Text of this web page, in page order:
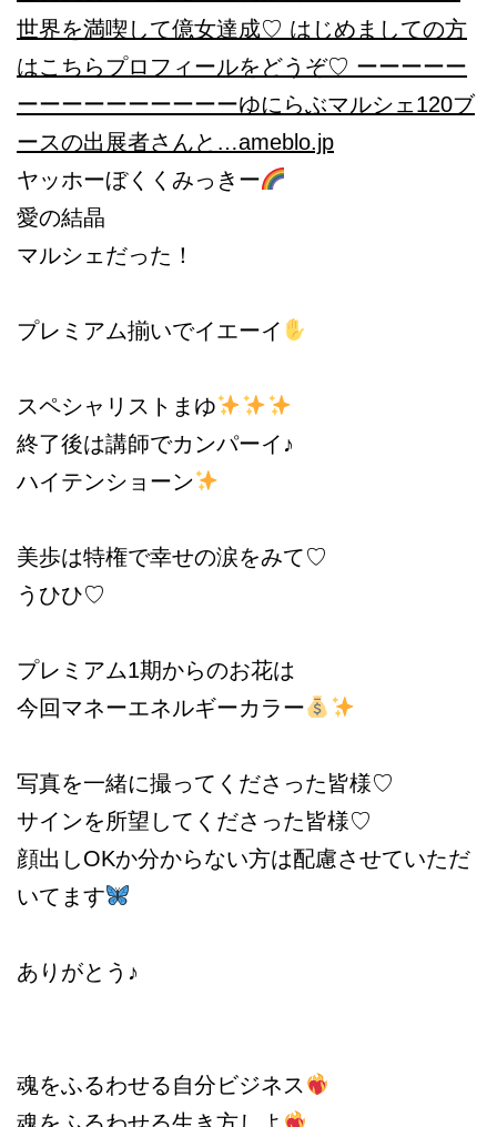
世界を満喫して億女達成♡ はじめましての方
はこちらプロフィールをどうぞ♡ ーーーーー
ーーーーーーーーーーゆにらぶマルシェ120ブ
ースの出展者さんと…ameblo.jp
ヤッホーぼくくみっきー
愛の結晶
マルシェだった！
プレミアム揃いでイエーイ
スペシャリストまゆ
終了後は講師でカンパーイ♪
ハイテンショーン
美歩は特権で幸せの涙をみて♡
うひひ♡
プレミアム1期からのお花は
今回マネーエネルギーカラー
写真を一緒に撮ってくださった皆様♡
サインを所望してくださった皆様♡
顔出しOKか分からない方は配慮させていただ
いてます
ありがとう♪
魂をふるわせる自分ビジネス